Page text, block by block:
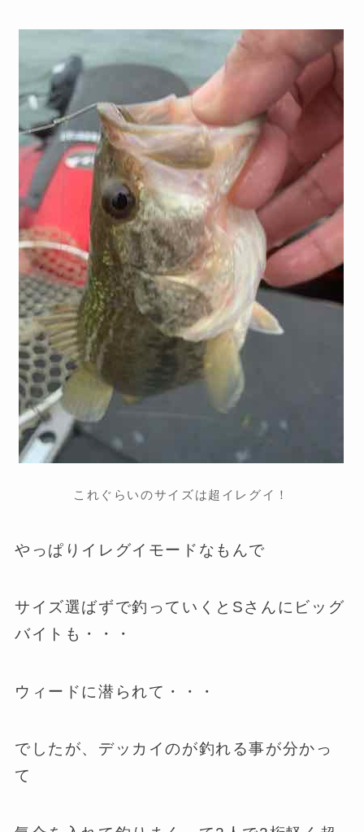
これぐらいのサイズは超イレグイ！
やっぱりイレグイモードなもんで
サイズ選ばずで釣っていくとSさんにビッグ
バイトも・・・
ウィードに潜られて・・・
でしたが、デッカイのが釣れる事が分かっ
て